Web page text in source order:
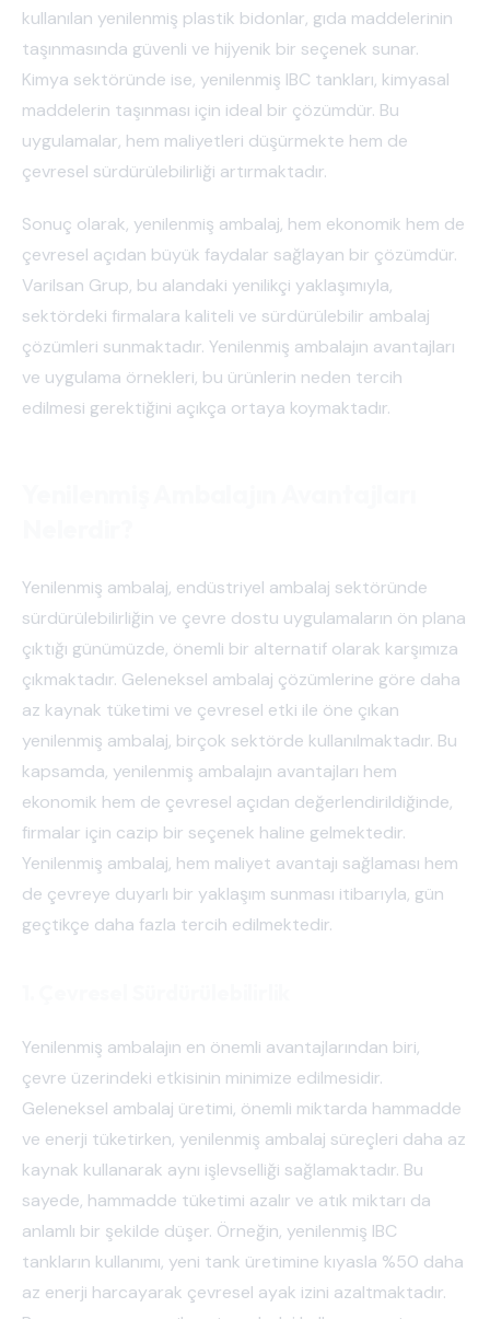
kullanılan yenilenmiş plastik bidonlar, gıda maddelerinin
taşınmasında güvenli ve hijyenik bir seçenek sunar.
Kimya sektöründe ise, yenilenmiş IBC tankları, kimyasal
maddelerin taşınması için ideal bir çözümdür. Bu
uygulamalar, hem maliyetleri düşürmekte hem de
çevresel sürdürülebilirliği artırmaktadır.
Sonuç olarak, yenilenmiş ambalaj, hem ekonomik hem de
çevresel açıdan büyük faydalar sağlayan bir çözümdür.
Varilsan Grup, bu alandaki yenilikçi yaklaşımıyla,
sektördeki firmalara kaliteli ve sürdürülebilir ambalaj
çözümleri sunmaktadır. Yenilenmiş ambalajın avantajları
ve uygulama örnekleri, bu ürünlerin neden tercih
edilmesi gerektiğini açıkça ortaya koymaktadır.
Yenilenmiş ambalaj, endüstriyel ambalaj sektöründe
sürdürülebilirliğin ve çevre dostu uygulamaların ön plana
çıktığı günümüzde, önemli bir alternatif olarak karşımıza
çıkmaktadır. Geleneksel ambalaj çözümlerine göre daha
az kaynak tüketimi ve çevresel etki ile öne çıkan
yenilenmiş ambalaj, birçok sektörde kullanılmaktadır. Bu
kapsamda, yenilenmiş ambalajın avantajları hem
ekonomik hem de çevresel açıdan değerlendirildiğinde,
firmalar için cazip bir seçenek haline gelmektedir.
Yenilenmiş ambalaj, hem maliyet avantajı sağlaması hem
de çevreye duyarlı bir yaklaşım sunması itibarıyla, gün
geçtikçe daha fazla tercih edilmektedir.
Yenilenmiş ambalajın en önemli avantajlarından biri,
çevre üzerindeki etkisinin minimize edilmesidir.
Geleneksel ambalaj üretimi, önemli miktarda hammadde
ve enerji tüketirken, yenilenmiş ambalaj süreçleri daha az
kaynak kullanarak aynı işlevselliği sağlamaktadır. Bu
sayede, hammadde tüketimi azalır ve atık miktarı da
anlamlı bir şekilde düşer. Örneğin, yenilenmiş IBC
tankların kullanımı, yeni tank üretimine kıyasla %50 daha
az enerji harcayarak çevresel ayak izini azaltmaktadır.